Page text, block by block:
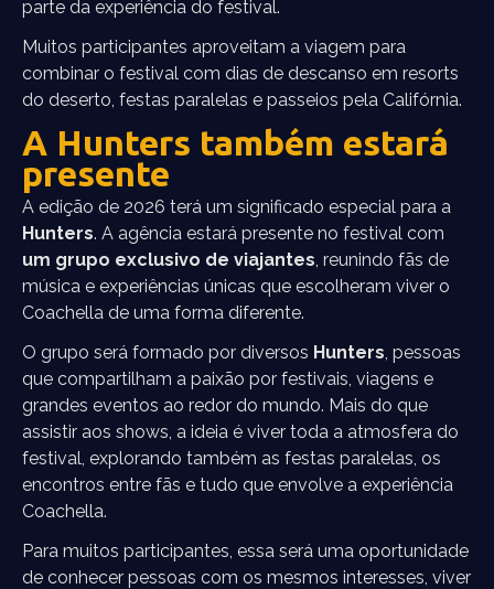
parte da experiência do festival.
Muitos participantes aproveitam a viagem para
combinar o festival com dias de descanso em resorts
do deserto, festas paralelas e passeios pela Califórnia.
A Hunters também estará
presente
A edição de 2026 terá um significado especial para a
Hunters. A agência estará presente no festival com
um grupo exclusivo de viajantes , reunindo fãs de
música e experiências únicas que escolheram viver o
Coachella de uma forma diferente.
O grupo será formado por diversos Hunters , pessoas
que compartilham a paixão por festivais, viagens e
grandes eventos ao redor do mundo. Mais do que
assistir aos shows, a ideia é viver toda a atmosfera do
festival, explorando também as festas paralelas, os
encontros entre fãs e tudo que envolve a experiência
Coachella.
Para muitos participantes, essa será uma oportunidade
de conhecer pessoas com os mesmos interesses, viver